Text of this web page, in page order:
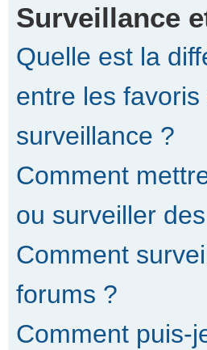
Surveillance
Quelle est la
entre les favoris
surveillance ?
Comment
ou surveiller
Comment
forums ?
Comment puis-